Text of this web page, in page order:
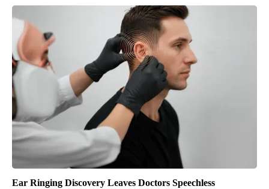
Ear Ringing Discovery Leaves Doctors Speechless